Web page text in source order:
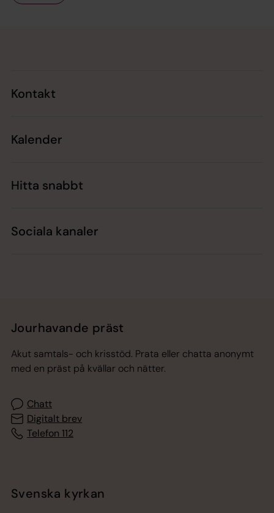
Kontakt
Kalender
Hitta snabbt
Sociala kanaler
Jourhavande präst
Akut samtals- och krisstöd. Prata eller chatta anonymt
med en präst på kvällar och nätter.
Chatt
Digitalt brev
Telefon 112
Svenska kyrkan